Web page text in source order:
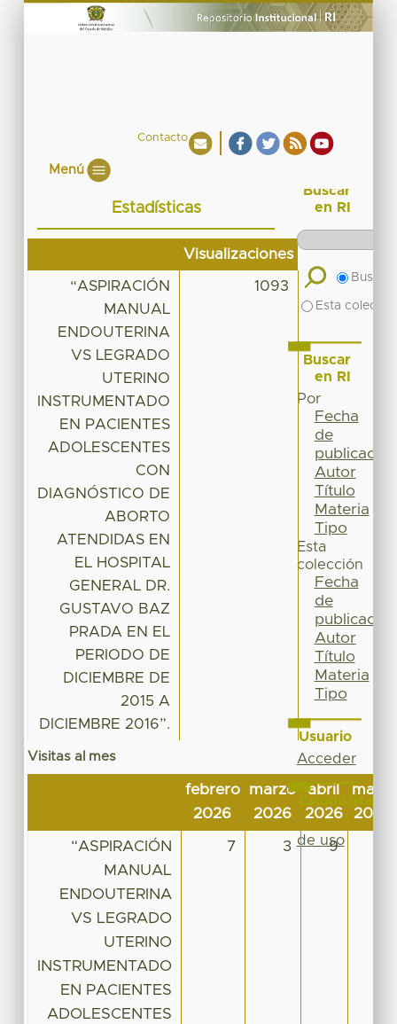
Contacto
Menú
Estadísticas
Visualizaciones
“ASPIRACIÓN
MANUAL
ENDOUTERINA
VS LEGRADO
UTERINO
INSTRUMENTADO
EN PACIENTES
ADOLESCENTES
CON
DIAGNÓSTICO DE
ABORTO
ATENDIDAS EN
EL HOSPITAL
GENERAL DR.
GUSTAVO BAZ
PRADA EN EL
PERIODO DE
DICIEMBRE DE
2015 A
DICIEMBRE 2016”.
1093
Visitas al mes
febrero
2026
marzo
2026
abril
2026
mayo
2026
“ASPIRACIÓN
MANUAL
ENDOUTERINA
VS LEGRADO
UTERINO
INSTRUMENTADO
EN PACIENTES
ADOLESCENTES
7 3 9
Buscar
en RI
Buscar
Esta
Buscar
en RI
Por
Fecha
de
publicación
Autor
Título
Materia
Tipo
Esta
colección
Fecha
de
publicación
Autor
Título
Materia
Tipo
Usuario
Acceder
Estadísticas
de uso